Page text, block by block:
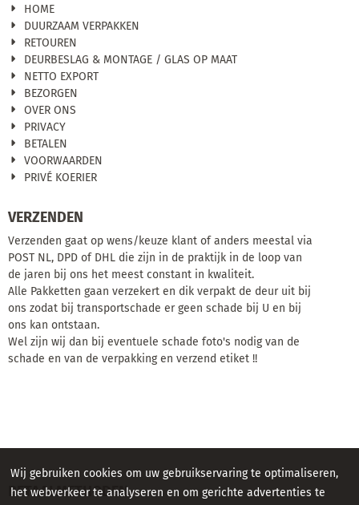
HOME
DUURZAAM VERPAKKEN
RETOUREN
DEURBESLAG & MONTAGE / GLAS OP MAAT
NETTO EXPORT
BEZORGEN
OVER ONS
PRIVACY
BETALEN
VOORWAARDEN
PRIVÉ KOERIER
VERZENDEN
Verzenden gaat op wens/keuze klant of anders meestal via
POST NL, DPD of DHL die zijn in de praktijk in de loop van
de jaren bij ons het meest constant in kwaliteit.
Alle Pakketten gaan verzekert en dik verpakt de deur uit bij
ons zodat bij transportschade er geen schade bij U en bij
ons kan ontstaan.
Wel zijn wij dan bij eventuele schade foto's nodig van de
schade en van de verpakking en verzend etiket !!
BETAALMETHODEN
Wij gebruiken cookies om uw gebruikservaring te optimaliseren,
het webverkeer te analyseren en om gerichte advertenties te